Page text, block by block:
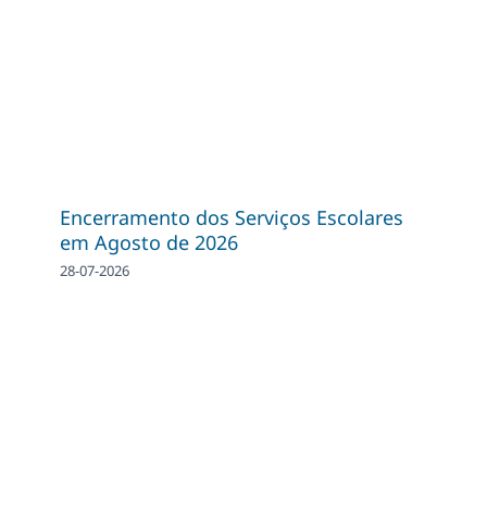
Encerramento dos Serviços Escolares
em Agosto de 2026
28-07-2026